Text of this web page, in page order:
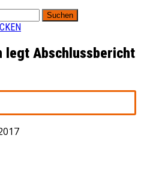
legt Abschlussbericht